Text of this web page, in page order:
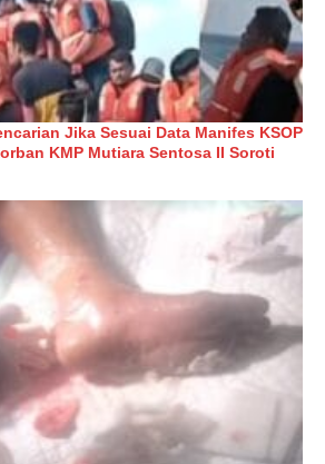
Jika Sesuai Data Manifes KSOP
KMP Mutiara Sentosa II Soroti